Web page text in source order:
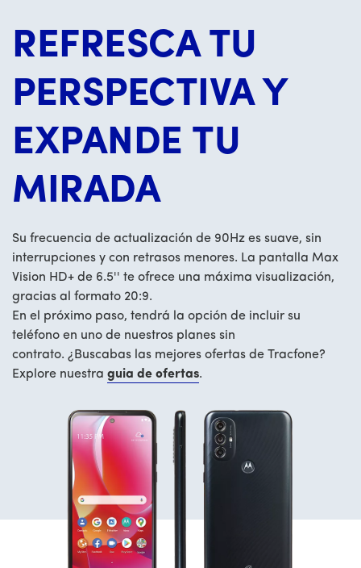
REFRESCA TU
PERSPECTIVA Y
EXPANDE TU
MIRADA
Su frecuencia de actualización de 90Hz es suave, sin
interrupciones y con retrasos menores. La pantalla Max
Vision HD+ de 6.5'' te ofrece una máxima visualización,
gracias al formato 20:9.
En el próximo paso, tendrá la opción de incluir su
teléfono en uno de nuestros planes sin
contrato. ¿Buscabas las mejores ofertas de Tracfone?
Explore nuestra guia de ofertas.